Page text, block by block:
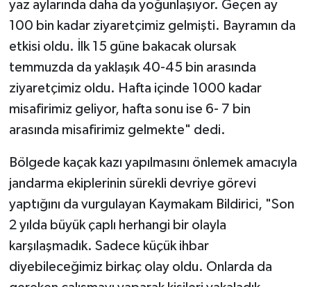
yaz aylarında daha da yoğunlaşıyor. Geçen ay
100 bin kadar ziyaretçimiz gelmişti. Bayramın da
etkisi oldu. İlk 15 güne bakacak olursak
temmuzda da yaklaşık 40-45 bin arasında
ziyaretçimiz oldu. Hafta içinde 1000 kadar
misafirimiz geliyor, hafta sonu ise 6- 7 bin
arasında misafirimiz gelmekte" dedi.
Bölgede kaçak kazı yapılmasını önlemek amacıyla
jandarma ekiplerinin sürekli devriye görevi
yaptığını da vurgulayan Kaymakam Bildirici, "Son
2 yılda büyük çaplı herhangi bir olayla
karşılaşmadık. Sadece küçük ihbar
diyebileceğimiz birkaç olay oldu. Onlarda da